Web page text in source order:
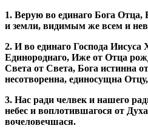
1. Верую во единаго Бога Отца,
и земли, видимым же всем и
2. И во единаго Господа
Единороднаго, Иже от Отца
Света от Света, Бога истинна
несотворенна, единосущна
3. Нас ради челвек и нашего
небес и воплотившагося от
вочеловечшася.